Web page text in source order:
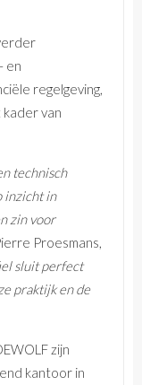
en
regelgeving,
van
technisch
inzicht in
zin voor
Proesmans,
sluit perfect
praktijk en de
zijn
kantoor in